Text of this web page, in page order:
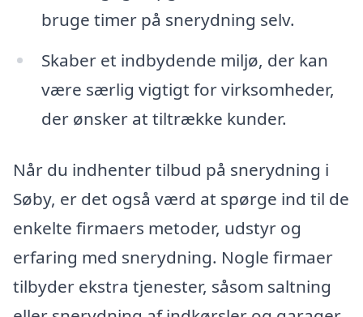
bruge timer på snerydning selv.
Skaber et indbydende miljø, der kan
være særlig vigtigt for virksomheder,
der ønsker at tiltrække kunder.
Når du indhenter tilbud på snerydning i
Søby, er det også værd at spørge ind til de
enkelte firmaers metoder, udstyr og
erfaring med snerydning. Nogle firmaer
tilbyder ekstra tjenester, såsom saltning